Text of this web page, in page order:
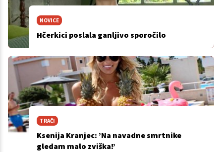
NOVICE
Hčerkici poslala ganljivo sporočilo
TRAČI
Ksenija Kranjec: ’Na navadne smrtnike
gledam malo zviška!’